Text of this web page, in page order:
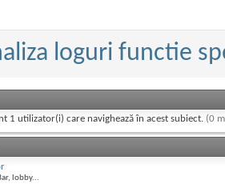
loguri functie
1 utilizator(i) care navighează în acest subiect. (0
lobby...